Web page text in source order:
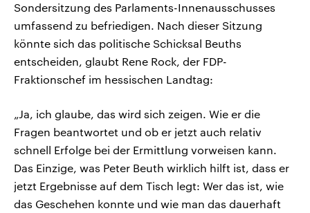
Sondersitzung des Parlaments-Innenausschusses
umfassend zu befriedigen. Nach dieser Sitzung
könnte sich das politische Schicksal Beuths
entscheiden, glaubt Rene Rock, der FDP-
Fraktionschef im hessischen Landtag:
„Ja, ich glaube, das wird sich zeigen. Wie er die
Fragen beantwortet und ob er jetzt auch relativ
schnell Erfolge bei der Ermittlung vorweisen kann.
Das Einzige, was Peter Beuth wirklich hilft ist, dass er
jetzt Ergebnisse auf dem Tisch legt: Wer das ist, wie
das Geschehen konnte und wie man das dauerhaft